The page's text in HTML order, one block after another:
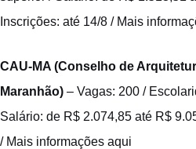
Inscrições: até 14/8 / Mais
CAU-MA (Conselho de
Maranhão) – Vagas: 200 /
Salário: de R$ 2.074,85 até R$
/ Mais informações aqui